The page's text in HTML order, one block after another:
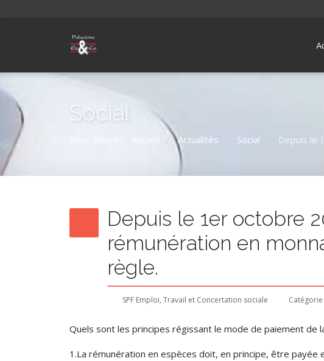
Social
Accueil / Actualités Social Depuis le
Depuis le 1er octobre
rémunération en
règle.
SPF Emploi, Travail et Concertation sociale Catégorie
Quels sont les principes régissant le mode de paiement de
1.La rémunération en espèces doit, en principe, être payée